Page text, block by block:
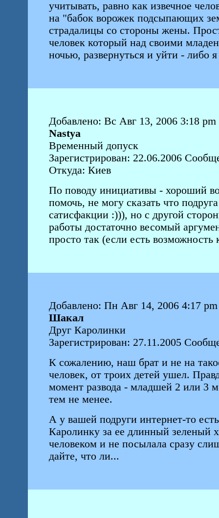
учитывать, равно как извечное
на "бабок ворожек подсыпающих
страдалицы со стороны жены.
человек который над своими
ночью, развернуться и уйти - либо
Добавлено: Вс Авг 13, 2006 3:18 pm
Nastya
Временный допуск
Зарегистрирован: 22.06.2006
Откуда: Киев
По поводу инициативы - хороший
помочь, не могу сказать что
сатисфакции :))), но с другой
работы достаточно весомый
просто так (если есть возможность
Добавлено: Пн Авг 14, 2006 4:17 pm
Шакал
Друг Каролинки
Зарегистрирован: 27.11.2005
К сожалению, наш брат и не на
человек, от троих детей ушел.
момент развода - младшей 2 или 3
тем не менее.
А у вашей подруги интернет-то
Каролинку за ее длинный зеленый
человеком и не посылала сразу
дайте, что ли...